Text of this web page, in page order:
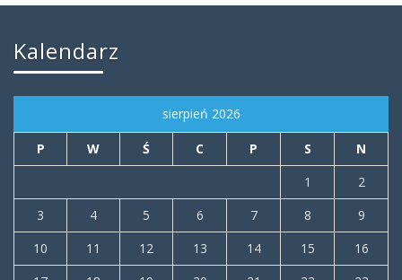
Kalendarz
sierpień 2026
P W Ś C P S
N
1
2
3
4 5 6 7 8
9
10
11 12 13 14 15
16